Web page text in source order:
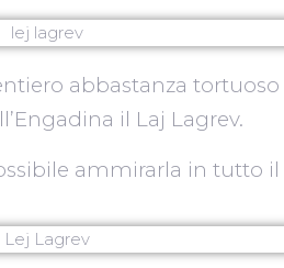
abbastanza
il Laj Lagrev.
ammirarla in tutto il